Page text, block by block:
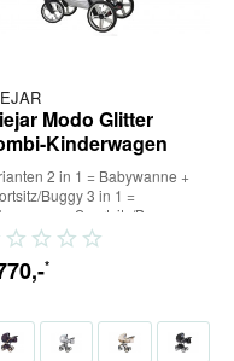
Modo Glitter
Kinderwagen
2 in 1 = Babywanne +
Buggy 3 in 1 =
+ Sportsitz/Buggy +
(inkl. Adapter) 4 in...
,-*